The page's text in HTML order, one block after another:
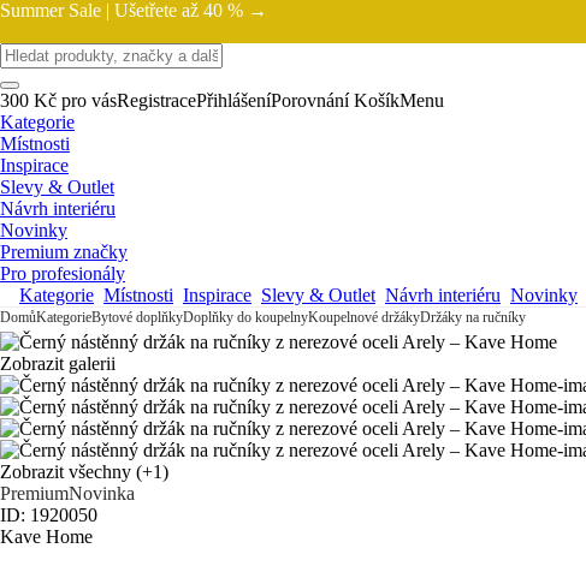
Summer Sale | Ušetřete až 40 % →
300 Kč pro vásRegistracePřihlášeníPorovnání KošíkMenu
Kategorie
Místnosti
Inspirace
Slevy & Outlet
Návrh interiéru
Novinky
Premium značky
Pro profesionály
Kategorie Místnosti Inspirace Slevy & Outlet Návrh interiéru Novinky
DomůKategorieBytové doplňkyDoplňky do koupelnyKoupelnové držákyDržáky na ručníky
Zobrazit galerii
Zobrazit všechny (+1)
PremiumNovinka
ID: 1920050
Kave Home